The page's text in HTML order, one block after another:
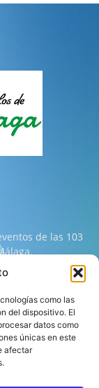
como las
del dispositivo. El
datos como
únicas en este
afectar
de las 103